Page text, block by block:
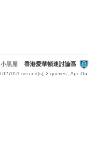
小黑屋 香港愛華頓迷討論區
second(s), 2 queries , Apc On.